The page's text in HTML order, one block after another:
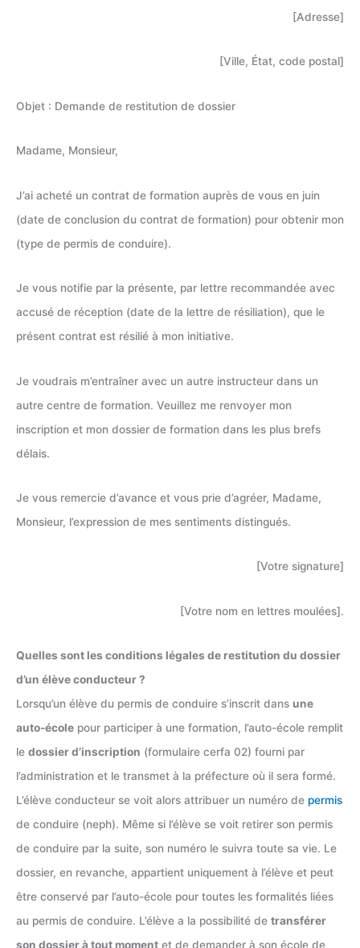
[Adresse]
[Ville, État, code postal]
Objet : Demande de restitution de dossier
Madame, Monsieur,
J’ai acheté un contrat de formation auprès de vous en juin
(date de conclusion du contrat de formation) pour obtenir mon
(type de permis de conduire).
Je vous notifie par la présente, par lettre recommandée avec
accusé de réception (date de la lettre de résiliation), que le
présent contrat est résilié à mon initiative.
Je voudrais m’entraîner avec un autre instructeur dans un
autre centre de formation. Veuillez me renvoyer mon
inscription et mon dossier de formation dans les plus brefs
délais.
Je vous remercie d’avance et vous prie d’agréer, Madame,
Monsieur, l’expression de mes sentiments distingués.
[Votre signature]
[Votre nom en lettres moulées].
Quelles sont les conditions légales de restitution du dossier
d’un élève conducteur ?
Lorsqu’un élève du permis de conduire s’inscrit dans une
auto-école pour participer à une formation, l’auto-école remplit
le dossier d’inscription (formulaire cerfa 02) fourni par
l’administration et le transmet à la préfecture où il sera formé.
L’élève conducteur se voit alors attribuer un numéro de permis
de conduire (neph). Même si l’élève se voit retirer son permis
de conduire par la suite, son numéro le suivra toute sa vie. Le
dossier, en revanche, appartient uniquement à l’élève et peut
être conservé par l’auto-école pour toutes les formalités liées
au permis de conduire. L’élève a la possibilité de transférer
son dossier à tout moment et de demander à son école de